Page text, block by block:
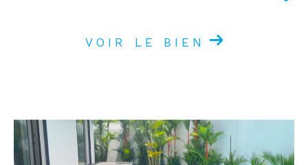
VOIR LE BIEN